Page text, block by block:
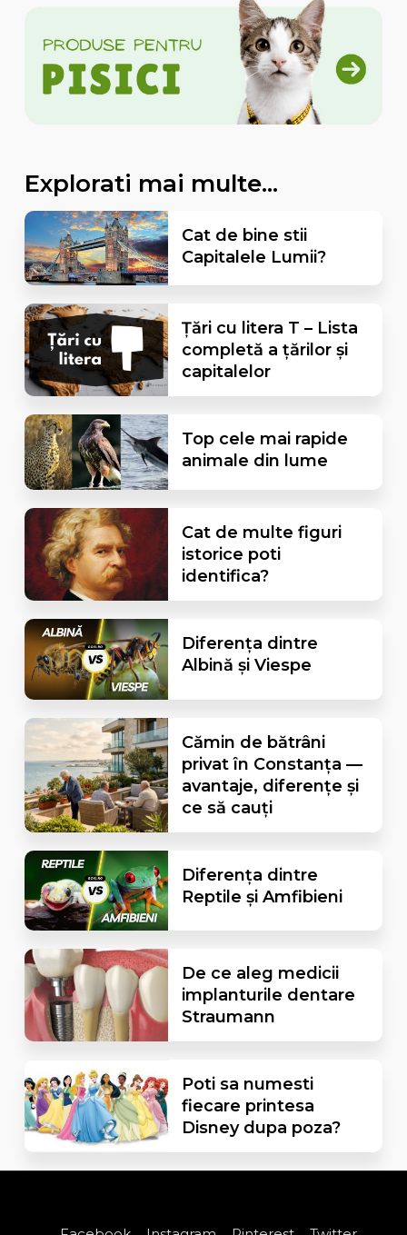
Explorati mai multe...
Cat de bine stii
Capitalele Lumii?
Țări cu litera T – Lista
completă a țărilor și
capitalelor
Top cele mai rapide
animale din lume
Cat de multe figuri
istorice poti
identifica?
Diferența dintre
Albină și Viespe
Cămin de bătrâni
privat în Constanța —
avantaje, diferențe și
ce să cauți
Diferența dintre
Reptile și Amfibieni
De ce aleg medicii
implanturile dentare
Straumann
Poti sa numesti
fiecare printesa
Disney dupa poza?